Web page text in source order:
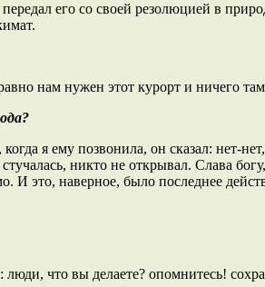
его со своей резолюцией в
нам нужен этот курорт и ничего там
я ему позвонила, он сказал: нет-
никто не открывал. Слава
И это, наверное, было последнее
что вы делаете? опомнитесь!